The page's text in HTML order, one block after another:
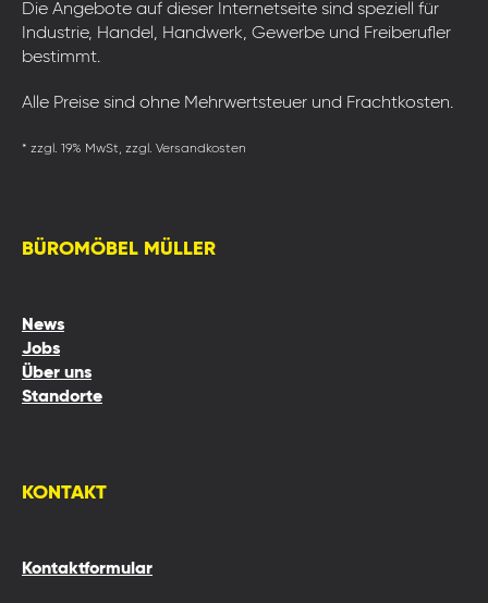
Die Angebote auf dieser Internetseite sind speziell für
Industrie, Handel, Handwerk, Gewerbe und Freiberufler
bestimmt.
Alle Preise sind ohne Mehrwertsteuer und Frachtkosten.
* zzgl. 19% MwSt, zzgl. Versandkosten
BÜROMÖBEL MÜLLER
News
Jobs
Über uns
Standorte
KONTAKT
Kontaktformular